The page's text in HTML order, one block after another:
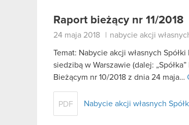
Raport bieżący nr 11/2018
24 maja 2018 nabycie akcji
Temat: Nabycie akcji własnych
siedzibą w Warszawie (dalej:
Bieżącym nr 10/2018 z dnia 24 maja…
PDF Nabycie akcji własnych